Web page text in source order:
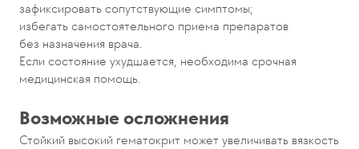
зафиксировать сопутствующие симптомы;
избегать самостоятельного приема препаратов
без назначения врача.
Если состояние ухудшается, необходима срочная
медицинская помощь.
Возможные осложнения
Стойкий высокий гематокрит может увеличивать вязкость